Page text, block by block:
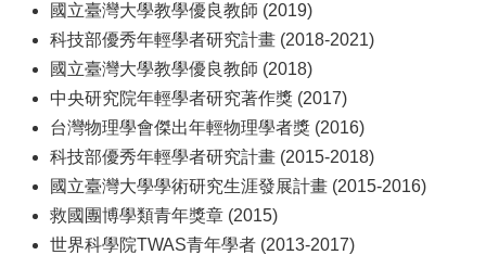
國立臺灣大學教學優良教師 (2019)
科技部優秀年輕學者研究計畫 (2018-2021)
國立臺灣大學教學優良教師 (2018)
中央研究院年輕學者研究著作獎 (2017)
台灣物理學會傑出年輕物理學者獎 (2016)
科技部優秀年輕學者研究計畫 (2015-2018)
國立臺灣大學學術研究生涯發展計畫 (2015-2016)
救國團博學類青年獎章 (2015)
世界科學院TWAS青年學者 (2013-2017)